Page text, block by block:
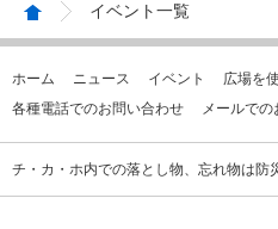
イベント一覧
ホーム ニュース イベント 広場を
各種電話でのお問い合わせ
メールで
チ・カ・ホ内での落とし物、忘れ物は